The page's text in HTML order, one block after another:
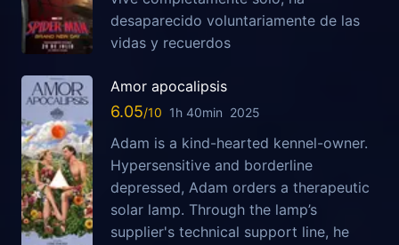
desaparecido voluntariamente de las
vidas y recuerdos
Amor apocalipsis
6.05 1h 40min 2025
Adam is a kind-hearted kennel-owner.
Hypersensitive and borderline
depressed, Adam orders a therapeutic
solar lamp. Through the lamp’s
supplier's technical support line, he